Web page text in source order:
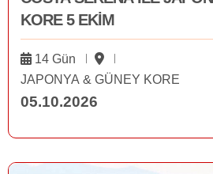
KORE 5 EKİM
14 Gün
JAPONYA & GÜNEY KORE
05.10.2026